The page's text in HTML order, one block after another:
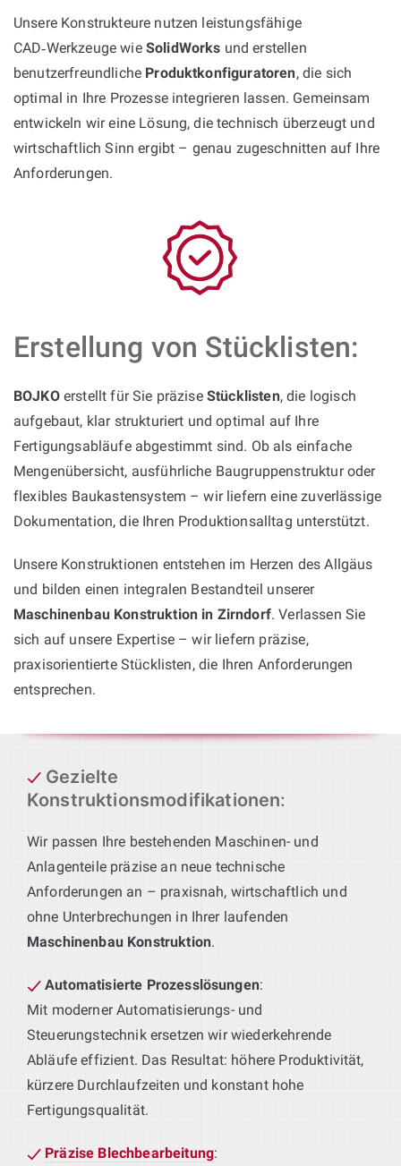
Unsere Konstrukteure nutzen leistungsfähige
CAD‑Werkzeuge wie SolidWorks und erstellen
benutzerfreundliche Produktkonfiguratoren, die sich
optimal in Ihre Prozesse integrieren lassen. Gemeinsam
entwickeln wir eine Lösung, die technisch überzeugt und
wirtschaftlich Sinn ergibt – genau zugeschnitten auf Ihre
Anforderungen.
Erstellung von Stücklisten:
BOJKOerstellt für Sie präzise Stücklisten, die logisch
aufgebaut, klar strukturiert und optimal auf Ihre
Fertigungsabläufe abgestimmt sind. Ob als einfache
Mengenübersicht, ausführliche Baugruppenstruktur oder
flexibles Baukastensystem – wir liefern eine zuverlässige
Dokumentation, die Ihren Produktionsalltag unterstützt.
Unsere Konstruktionen entstehen im Herzen des Allgäus
und bilden einen integralen Bestandteil unserer
Maschinenbau Konstruktion in Zirndorf. Verlassen Sie
sich auf unsere Expertise – wir liefern präzise,
praxisorientierte Stücklisten, die Ihren Anforderungen
entsprechen.
Gezielte
Konstruktionsmodifikationen:
Wir passen Ihre bestehenden Maschinen- und
Anlagenteile präzise an neue technische
Anforderungen an – praxisnah, wirtschaftlich und
ohne Unterbrechungen in Ihrer laufenden
Maschinenbau Konstruktion.
Automatisierte Prozesslösungen:
Mit moderner Automatisierungs- und
Steuerungstechnik ersetzen wir wiederkehrende
Abläufe effizient. Das Resultat: höhere Produktivität,
kürzere Durchlaufzeiten und konstant hohe
Fertigungsqualität.
Präzise Blechbearbeitung: